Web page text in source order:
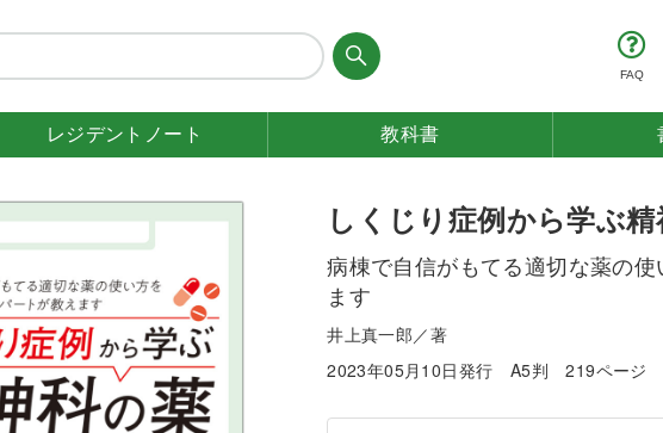
FAQ
レジデント ノート 教科書
しくじり症例から学ぶ
病棟で自信がもてる適切な薬の
ます
井上真一郎／著
2023年05月10日発行
A5判 219ページ